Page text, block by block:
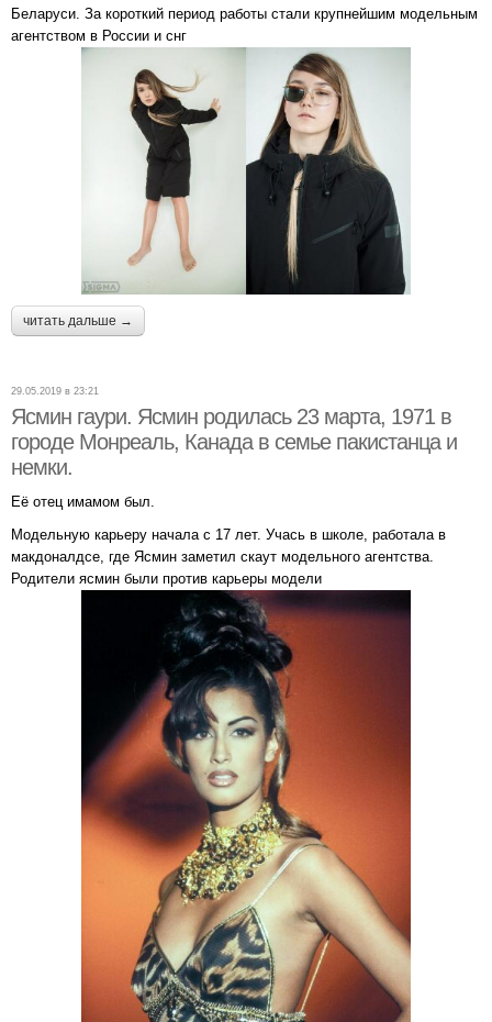
Беларуси. За короткий период работы стали крупнейшим модельным
агентством в России и снг
читать дальше →
29.05.2019 в 23:21
Ясмин гаури. Ясмин родилась 23 марта, 1971 в
городе Монреаль, Канада в семье пакистанца и
немки.
Её отец имамом был.
Модельную карьеру начала с 17 лет. Учась в школе, работала в
макдоналдсе, где Ясмин заметил скаут модельного агентства.
Родители ясмин были против карьеры модели